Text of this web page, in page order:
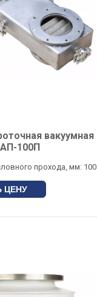
вакуумная
100П
прохода, мм: 100
ЦЕНУ